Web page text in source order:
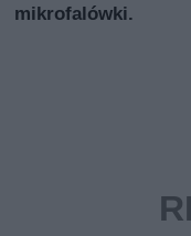
mikrofalówki.